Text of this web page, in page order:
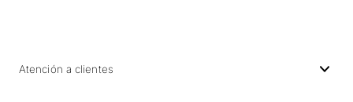
Atención a clientes